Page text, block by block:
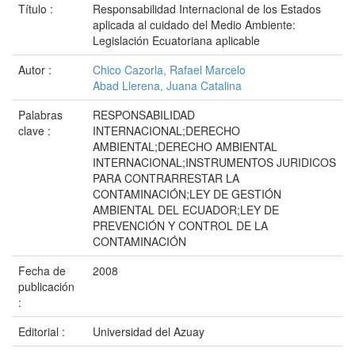
Título :
Responsabilidad Internacional de los Estados
aplicada al cuidado del Medio Ambiente:
Legislación Ecuatoriana aplicable
Autor :
Chico Cazorla, Rafael Marcelo
Abad Llerena, Juana Catalina
Palabras
clave :
RESPONSABILIDAD
INTERNACIONAL;DERECHO
AMBIENTAL;DERECHO AMBIENTAL
INTERNACIONAL;INSTRUMENTOS JURIDICOS
PARA CONTRARRESTAR LA
CONTAMINACIÓN;LEY DE GESTIÓN
AMBIENTAL DEL ECUADOR;LEY DE
PREVENCIÓN Y CONTROL DE LA
CONTAMINACIÓN
Fecha de
publicación
:
2008
Editorial :
Universidad del Azuay